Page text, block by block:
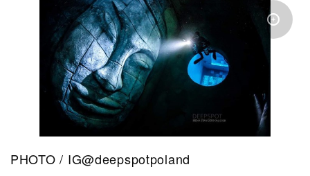
PHOTO / IG@deepspotpoland